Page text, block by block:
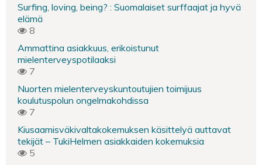
Surfing, loving, being? : Suomalaiset surffaajat ja hyvä
elämä
8
Ammattina asiakkuus, erikoistunut
mielenterveyspotilaaksi
7
Nuorten mielenterveyskuntoutujien toimijuus
koulutuspolun ongelmakohdissa
7
Kiusaamisväkivaltakokemuksen käsittelyä auttavat
tekijät – TukiHelmen asiakkaiden kokemuksia
5